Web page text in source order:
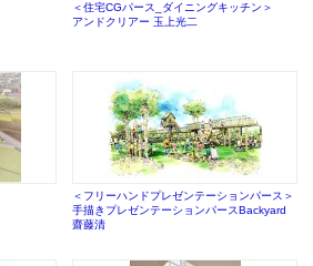
＜住宅CGパース_ダイニングキッチン＞
アンドクリアー 玉上光二
＜フリーハンドプレゼンテーションパース＞
手描きプレゼンテーションパースBackyard
齋藤清